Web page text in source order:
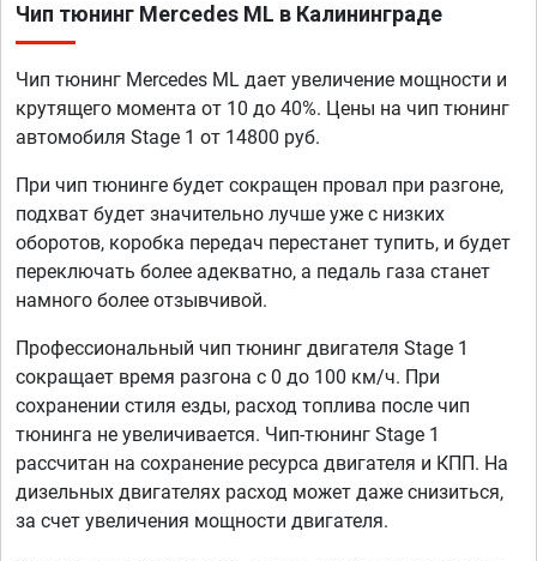
Чип тюнинг Mercedes ML в Калининграде
Чип тюнинг Mercedes ML дает увеличение мощности и
крутящего момента от 10 до 40%. Цены на чип тюнинг
автомобиля Stage 1 от 14800 руб.
При чип тюнинге будет сокращен провал при разгоне,
подхват будет значительно лучше уже с низких
оборотов, коробка передач перестанет тупить, и будет
переключать более адекватно, а педаль газа станет
намного более отзывчивой.
Профессиональный чип тюнинг двигателя Stage 1
сокращает время разгона с 0 до 100 км/ч. При
сохранении стиля езды, расход топлива после чип
тюнинга не увеличивается. Чип-тюнинг Stage 1
рассчитан на сохранение ресурса двигателя и КПП. На
дизельных двигателях расход может даже снизиться,
за счет увеличения мощности двигателя.